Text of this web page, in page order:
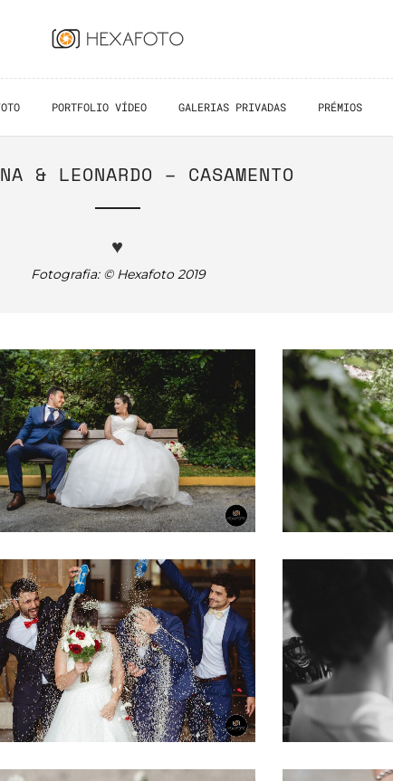
PORTFOLIO VÍDEO GALERIAS PRIVADAS PRÉMIOS
& LEONARDO – CASAMENTO
♥
Fotografia: © Hexafoto 2019